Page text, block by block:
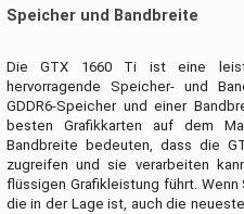
Speicher und Bandbreite
Die GTX 1660 Ti ist eine
hervorragende Speicher- und
GDDR6-Speicher und einer
besten Grafikkarten auf dem
Bandbreite bedeuten, dass die
zugreifen und sie verarbeiten
flüssigen Grafikleistung führt. Wenn
die in der Lage ist, auch die